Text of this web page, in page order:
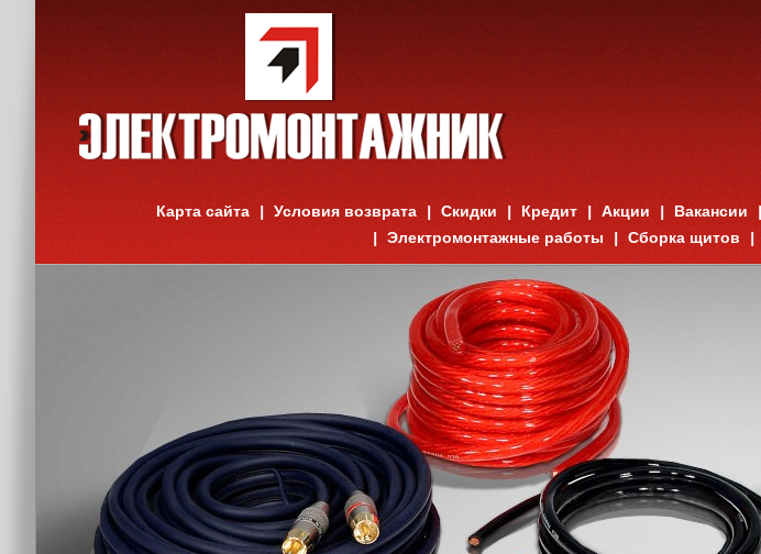
Карта сайта Условия возврата Скидки Кредит Акции Вакансии
Электромонтажные работы
Сборка щитов